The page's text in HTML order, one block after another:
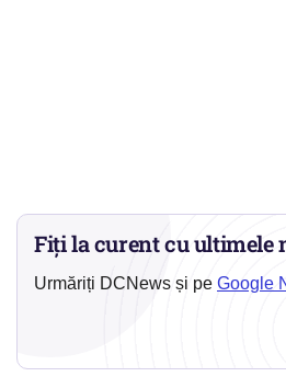
Fiți la curent cu ultimele
Urmăriți DCNews și pe Google